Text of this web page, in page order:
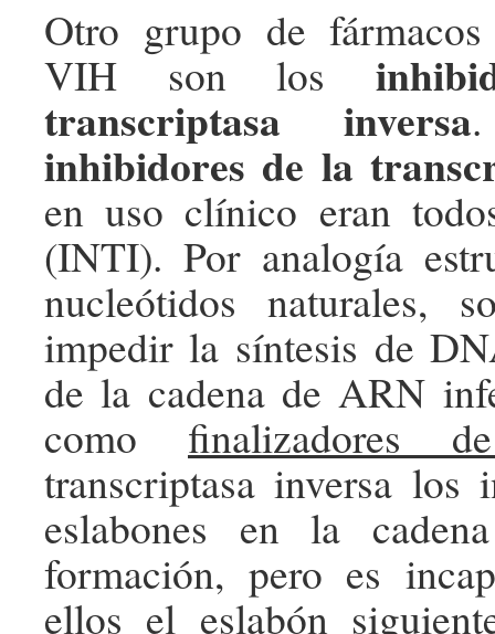
Otro grupo de
VIH son los
transcriptasa inversa
inhibidores de la
en uso clínico eran
(INTI). Por analogía
nucleótidos naturales,
impedir la síntesis de
de la cadena de ARN
como finalizadores
transcriptasa inversa los
eslabones en la
formación, pero es
ellos el eslabón